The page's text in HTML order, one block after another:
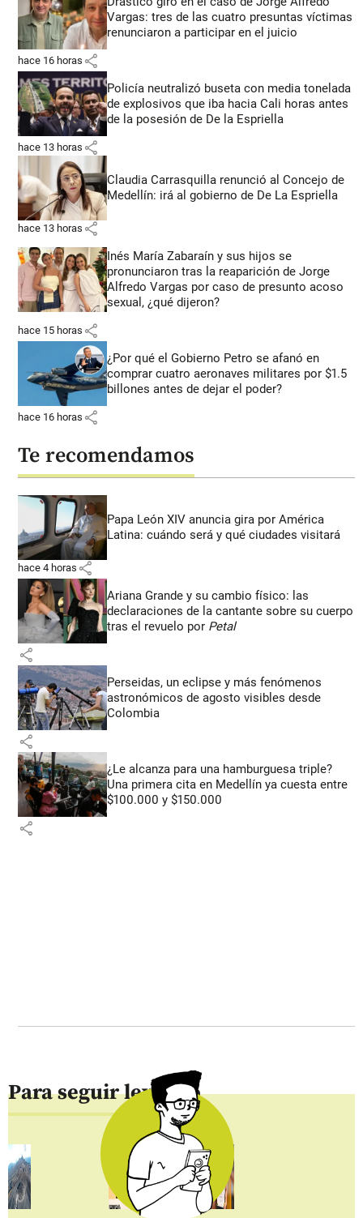
Vargas: tres de las cuatro presuntas víctimas
renunciaron a participar en el juicio
hace 16 horas share
Policía neutralizó buseta con media tonelada
de explosivos que iba hacia Cali horas antes
de la posesión de De la Espriella
hace 13 horas share
Claudia Carrasquilla renunció al Concejo de
Medellín: irá al gobierno de De La Espriella
hace 13 horas share
Inés María Zabaraín y sus hijos se
pronunciaron tras la reaparición de Jorge
Alfredo Vargas por caso de presunto acoso
sexual, ¿qué dijeron?
hace 15 horas share
¿Por qué el Gobierno Petro se afanó en
comprar cuatro aeronaves militares por $1.5
billones antes de dejar el poder?
hace 16 horas share
Te recomendamos
Papa León XIV anuncia gira por América
Latina: cuándo será y qué ciudades visitará
hace 4 horas share
Ariana Grande y su cambio físico: las
declaraciones de la cantante sobre su cuerpo
tras el revuelo por Petal
share
Perseidas, un eclipse y más fenómenos
astronómicos de agosto visibles desde
Colombia
share
¿Le alcanza para una hamburguesa triple?
Una primera cita en Medellín ya cuesta entre
$100.000 y $150.000
share
Para seguir leyendo